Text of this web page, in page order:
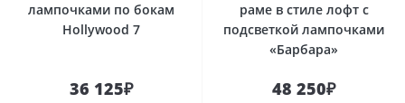
лампочками по бокам
Hollywood 7
36 125₽
раме в стиле лофт с
подсветкой лампочками
«Барбара»
48 250₽